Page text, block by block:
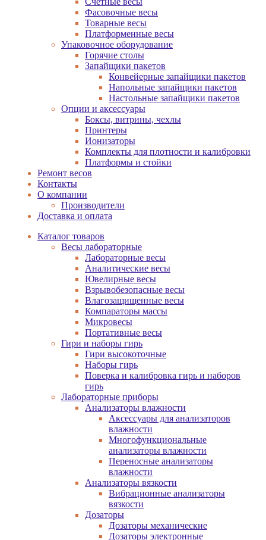
Фасовочные весы
Товарные весы
Платформенные весы
Упаковочное оборудование
Горячие столы
Запайщики пакетов
Конвейерные запайщики пакетов
Напольные запайщики пакетов
Настольные запайщики пакетов
Опции и аксессуары
Боксы, витрины, чехлы
Принтеры
Ионизаторы
Комплекты для плотности и калибровки
Платформы и стойки
Ремонт весов
Контакты
О компании
Производители
Доставка и оплата
Каталог товаров
Весы лабораторные
Лабораторные весы
Аналитические весы
Ювелирные весы
Взрывобезопасные весы
Влагозащищенные весы
Компараторы массы
Микровесы
Портативные весы
Гири и наборы гирь
Гири высокоточные
Наборы гирь
Поверка и калибровка гирь и наборов
гирь
Лабораторные приборы
Анализаторы влажности
Аксессуары для анализаторов
влажности
Многофункциональные
анализаторы влажности
Переносные анализаторы
влажности
Анализаторы вязкости
Вибрационные анализаторы
вязкости
Дозаторы
Дозаторы механические
Дозаторы электронные